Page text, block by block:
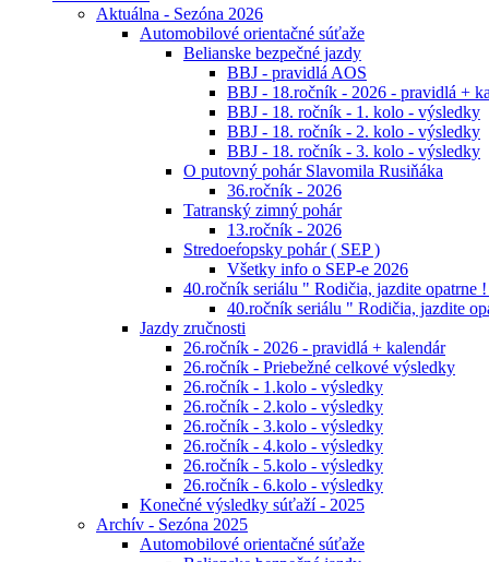
Aktuálna - Sezóna 2026
Automobilové orientačné súťaže
Belianske bezpečné jazdy
BBJ - pravidlá AOS
BBJ - 18.ročník - 2026 - pravidlá +
BBJ - 18. ročník - 1. kolo - výsledky
BBJ - 18. ročník - 2. kolo - výsledky
BBJ - 18. ročník - 3. kolo - výsledky
O putovný pohár Slavomila Rusiňáka
36.ročník - 2026
Tatranský zimný pohár
13.ročník - 2026
Stredoeŕopsky pohár ( SEP )
Všetky info o SEP-e 2026
40.ročník seriálu " Rodičia, jazdite opatrne
40.ročník seriálu " Rodičia, jazdite
Jazdy zručnosti
26.ročník - 2026 - pravidlá + kalendár
26.ročník - Priebežné celkové výsledky
26.ročník - 1.kolo - výsledky
26.ročník - 2.kolo - výsledky
26.ročník - 3.kolo - výsledky
26.ročník - 4.kolo - výsledky
26.ročník - 5.kolo - výsledky
26.ročník - 6.kolo - výsledky
Konečné výsledky súťaží - 2025
Archív - Sezóna 2025
Automobilové orientačné súťaže